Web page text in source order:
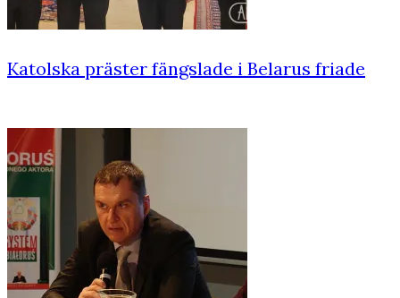
Katolska präster fängslade i Belarus friade